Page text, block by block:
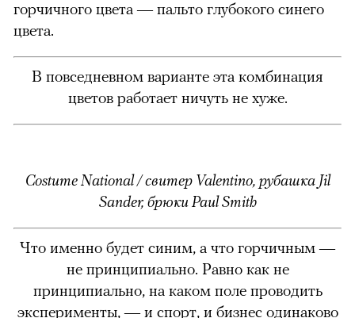
горчичного цвета — пальто глубокого синего
цвета.
В повседневном варианте эта комбинация
цветов работает ничуть не хуже.
Costume National / свитер Valentino, рубашка Jil
Sander, брюки Paul Smith
Что именно будет синим, а что горчичным —
не принципиально. Равно как не
принципиально, на каком поле проводить
эксперименты, — и спорт, и бизнес одинаково